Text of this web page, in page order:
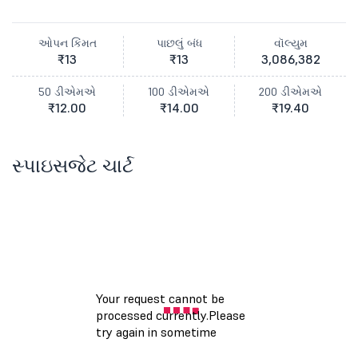
ઓપન કિંમત
₹13
પાછલું બંધ
₹13
વૉલ્યુમ
3,086,382
50 ડીએમએ
₹12.00
100 ડીએમએ
₹14.00
200 ડીએમએ
₹19.40
સ્પાઇસજેટ ચાર્ટ